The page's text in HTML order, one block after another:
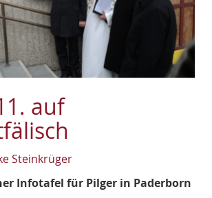
auf
Steinkrüger
Infotafel für Pilger in Paderborn